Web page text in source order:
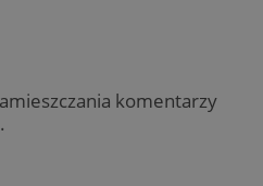
komentarzy